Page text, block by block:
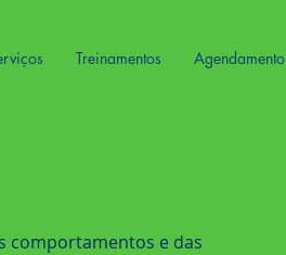
Treinamentos Agendamento
comportamentos e das